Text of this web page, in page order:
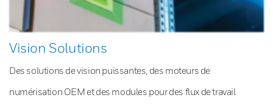
Vision Solutions
Des solutions de vision puissantes, des moteurs de
numérisation OEM et des modules pour des flux de travail